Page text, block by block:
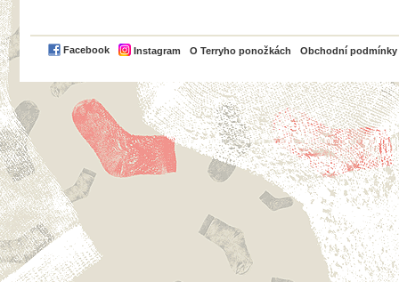
Facebook Instagram O Terryho ponožkách Obchodní podmínky
PayPal